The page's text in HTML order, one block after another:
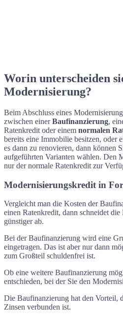
Worin unterscheiden
Modernisierung?
Beim Abschluss eines
zwischen einerBaufinanzierung,
Ratenkredit oder einem normalen
bereits eine Immobilie besitzen, oder
es dann zu renovieren, dann können
aufgeführten Varianten wählen. Den
nur der normale Ratenkredit zur
Modernisierungskredit in
Vergleicht man die Kosten der
einen Ratenkredit, dann schneidet
günstiger ab.
Bei der Baufinanzierung wird eine
eingetragen. Das ist aber nur dann
zum Großteil schuldenfrei ist.
Ob eine weitere Baufinanzierung
entschieden, bei der Sie den
Die Baufinanzierung hat den Vorteil,
Zinsen verbunden ist.